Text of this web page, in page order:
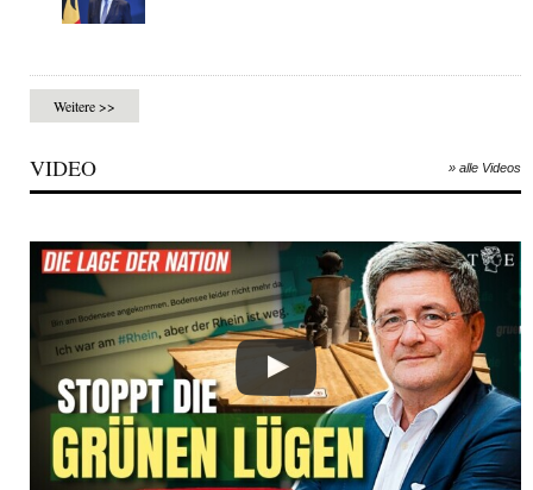
Weitere >>
VIDEO » alle Videos